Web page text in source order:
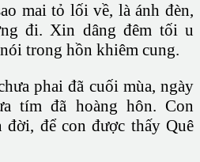
mai tỏ lối về, là ánh đèn,
đi. Xin dâng đêm tối u
trong hồn khiêm cung.
phai đã cuối mùa, ngày
tím đã hoàng hôn. Con
đời, để con được thấy Quê